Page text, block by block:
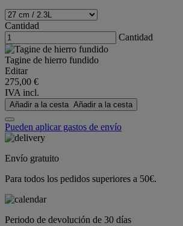
Cantidad
Cantidad
Tagine de hierro fundido
Editar
275,00 €
IVA incl.
Añadir a la cesta Añadir a la cesta
Pueden aplicar gastos de envío
Envío gratuito
Para todos los pedidos superiores a 50€.
Periodo de devolución de 30 días